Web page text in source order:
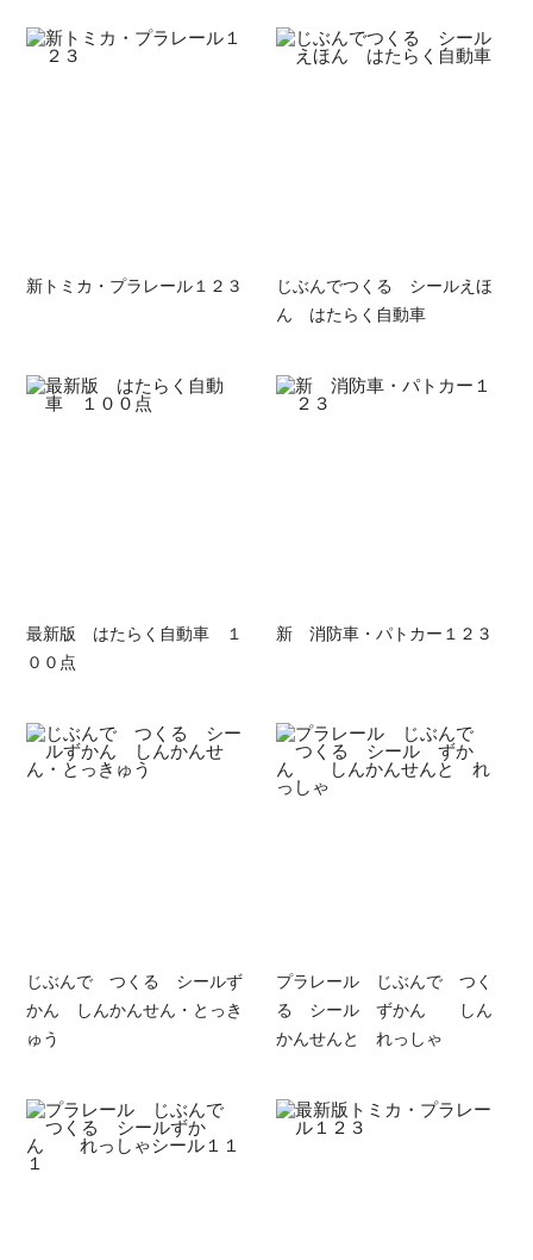
新トミカ・プラレール１２３
じぶんでつくる シールえほ
ん はたらく自動車
最新版 はたらく自動車 １
００点
新 消防車・パトカー１２３
じぶんで つくる シールず
かん しんかんせん・とっき
ゅう
プラレール じぶんで つく
る シール ずかん しん
かんせんと れっしゃ